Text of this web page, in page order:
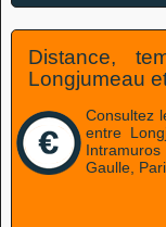
Distance,
Longjumeau
Consultez
entre
Gaulle,